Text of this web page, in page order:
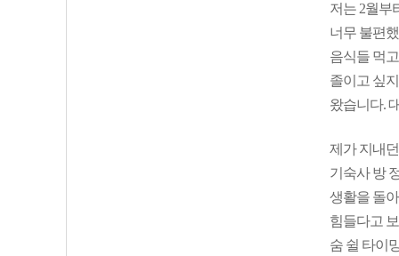
저는 2월부
너무 불편
음식들 먹
졸이고 싶
왔습니다.
제가 지내
기숙사 방
생활을 돌
힘들다고
숨 쉴 타이